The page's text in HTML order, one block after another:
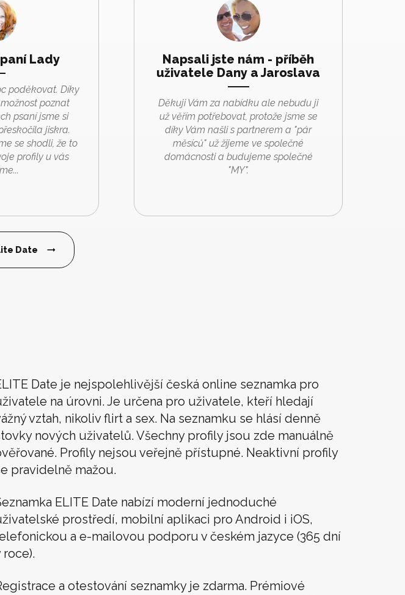
Lady
poděkovat. Díky
poznat
psaní jsme si
jiskra.
se shodli, že to
profily u vás
Napsali jste nám - příběh
uživatele Dany a Jaroslava
Děkuji Vám za nabídku ale nebudu ji
už věřím potřebovat, protože jsme se
díky Vám našli s partnerem a "pár
měsíců" už žijeme ve společné
domácnosti a budujeme společné
"MY".
Date
Date je nejspolehlivější česká online seznamka pro
na úrovni. Je určena pro uživatele, kteří hledají
vztah, nikoliv flirt a sex. Na seznamku se hlásí denně
nových uživatelů. Všechny profily jsou zde manuálně
Profily nejsou veřejně přístupné. Neaktivní profily
pravidelně mažou.
ELITE Date nabízí moderní jednoduché
prostředí, mobilní aplikaci pro Android i iOS,
a e-mailovou podporu v českém jazyce (365 dní
roce).
a otestování seznamky je zdarma. Prémiové